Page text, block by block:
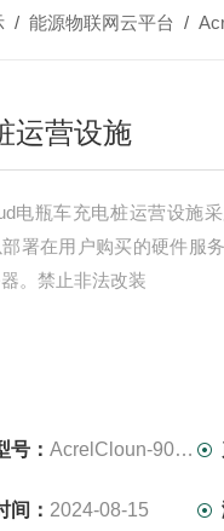
/能源物联网云平台 /
运营设施
电瓶车充电桩运营设施
署在用户购买的硬件服
。禁止非法改装
号： AcrelCloun-9000 5万点位
间： 2024-08-15